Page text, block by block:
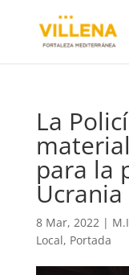
La
para la
Ucrania
8 Mar, 2022|
Local, Portada